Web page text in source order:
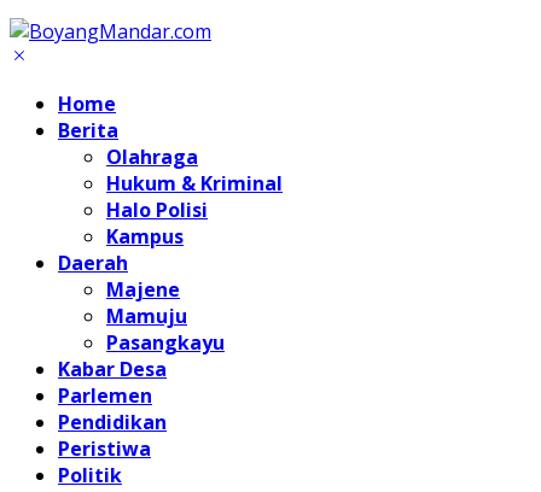
Home
Berita
Olahraga
Hukum & Kriminal
Halo Polisi
Kampus
Daerah
Majene
Mamuju
Pasangkayu
Kabar Desa
Parlemen
Pendidikan
Peristiwa
Politik